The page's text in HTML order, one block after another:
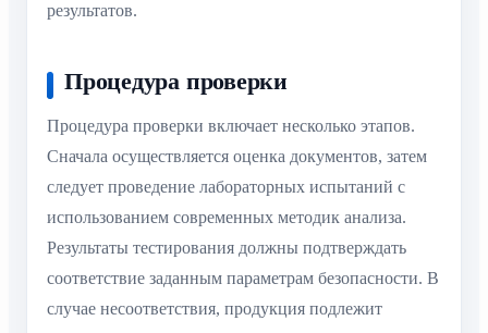
результатов.
Процедура проверки
Процедура проверки включает несколько этапов.
Сначала осуществляется оценка документов, затем
следует проведение лабораторных испытаний с
использованием современных методик анализа.
Результаты тестирования должны подтверждать
соответствие заданным параметрам безопасности. В
случае несоответствия, продукция подлежит